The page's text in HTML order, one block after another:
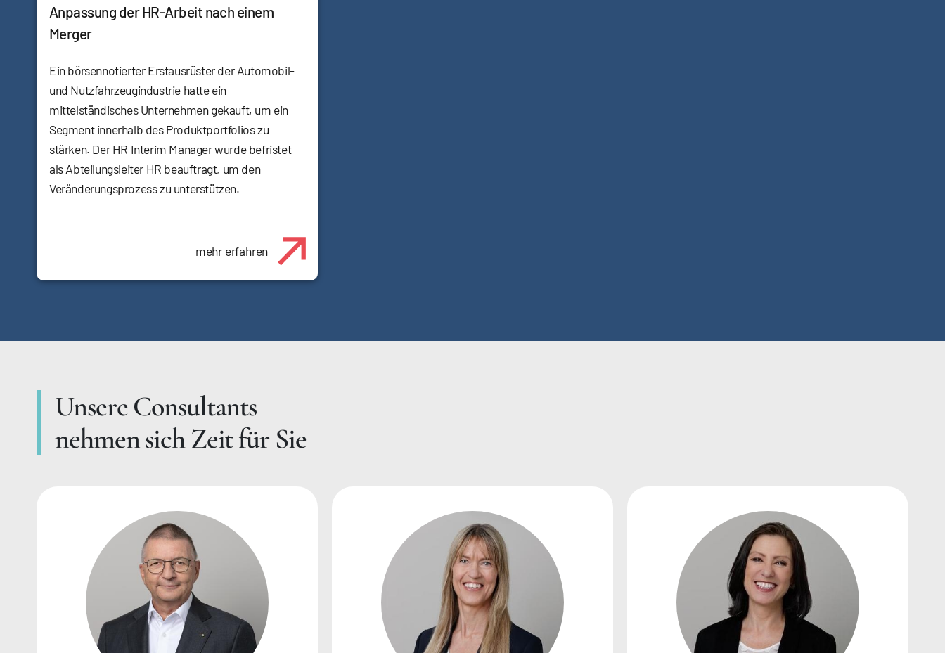
Anpassung der HR-Arbeit nach einem
Merger
Ein börsennotierter Erstausrüster der Automobil-
und Nutzfahrzeugindustrie hatte ein
mittelständisches Unternehmen gekauft, um ein
Segment innerhalb des Produktportfolios zu
stärken. Der HR Interim Manager wurde befristet
als Abteilungsleiter HR beauftragt, um den
Veränderungsprozess zu unterstützen.
mehr erfahren
Unsere Consultants
nehmen sich Zeit für Sie